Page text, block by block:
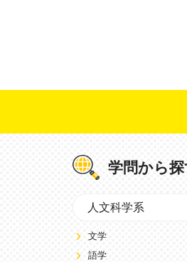
学問から探
人文科学系
文学
語学